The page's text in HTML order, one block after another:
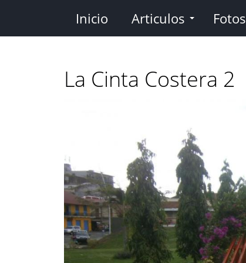
contenido
Inicio Articulos Fotos
La Cinta Costera 2